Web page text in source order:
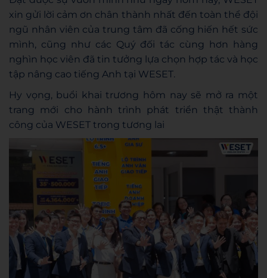
xin gửi lời cảm ơn chân thành nhất đến toàn thể đội
ngũ nhân viên của trung tâm đã cống hiến hết sức
mình, cũng như các Quý đối tác cùng hơn hàng
nghìn học viên đã tin tưởng lựa chọn hợp tác và học
tập nâng cao tiếng Anh tại WESET.
Hy vọng, buổi khai trương hôm nay sẽ mở ra một
trang mới cho hành trình phát triển thật thành
công của WESET trong tương lai